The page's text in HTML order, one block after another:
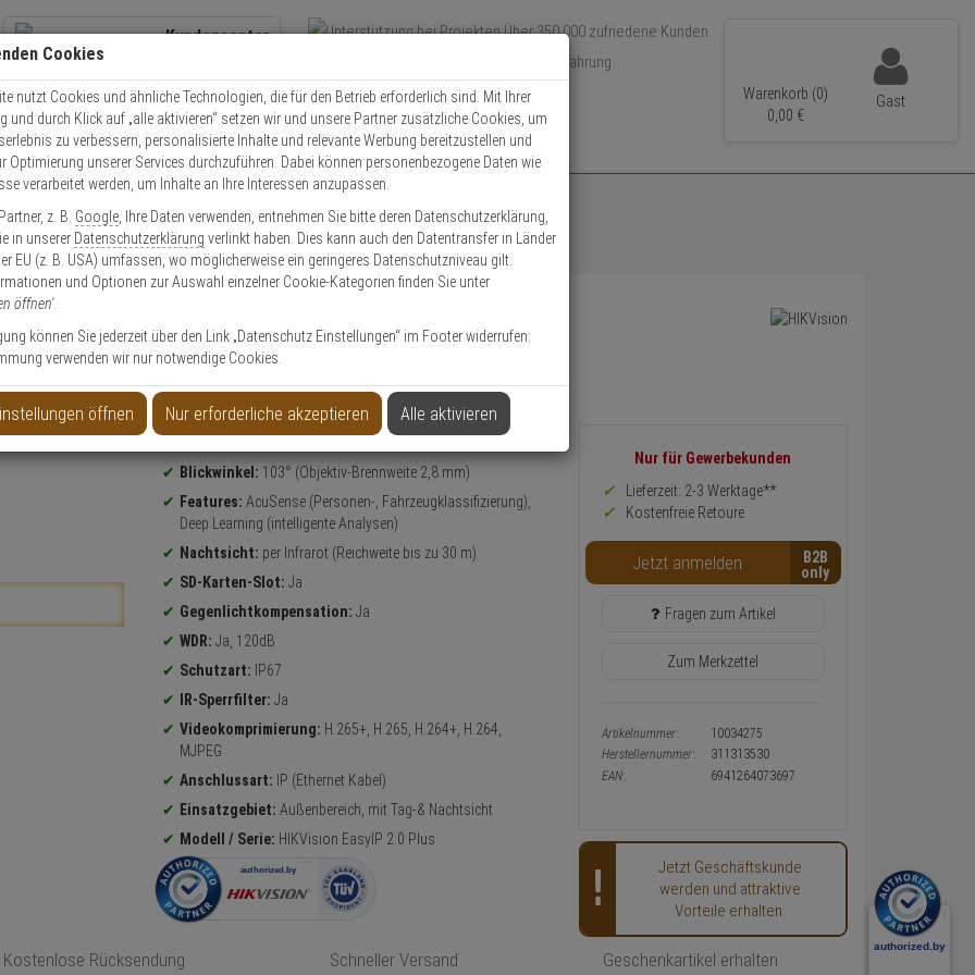
Kundencenter
Kontaktservice nutzen
Mo. - Do.: 8:00 - 16:30 Fr. 8:00 - 14:00 Uhr
Über 350.000 zufriedene Kunden
Über 15 Jahre Erfahrung
Schneller Versand
Warenkorb (0)
0, 00 €
Gast
DS-2CD2343G2-I(2.8mm) IP-Kamera 4MPx T/N
IP-Kamera 4MPx T/N
Produktinformationen
Blickwinkel: 103° (Objektiv-Brennweite 2,8 mm)
Features: AcuSense (Personen-, Fahrzeugklassifizierung),
Deep Learning (intelligente Analysen)
Nachtsicht: per Infrarot (Reichweite bis zu 30 m)
SD-Karten-Slot: Ja
Gegenlichtkompensation: Ja
WDR: Ja, 120dB
Schutzart: IP67
IR-Sperrfilter: Ja
Videokomprimierung: H.265+, H.265, H.264+, H.264,
MJPEG
Anschlussart: IP (Ethernet Kabel)
Einsatzgebiet: Außenbereich, mit Tag-& Nachtsicht
Modell / Serie: HIKVision EasyIP 2.0 Plus
Informationen
Preis,
Verfügbakeit
Warenkorb-
oder
Konfigurieren-
Nur für Gewerbekunden
Lieferzeit: 2-3 Werktage**
Kostenfreie Retoure
Jetzt anmelden B2B
Fragen zum Artikel
Zum Merkzettel
Artikelnummer:
10034275
Herstellernummer:
311313530
EAN:
6941264073697
Jetzt Geschäftskunde
werden und attraktive
Vorteile erhalten.
Kostenlose Rücksendung Schneller Versand Geschenkartikel erhalten
Cookies
nutzt Cookies und ähnliche Technologien, die für den Betrieb erforderlich sind. Mit Ihrer
und durch Klick auf „alle aktivieren“ setzen wir und unsere Partner zusätzliche Cookies, um
zu verbessern, personalisierte Inhalte und relevante Werbung bereitzustellen und
Optimierung unserer Services durchzuführen. Dabei können personenbezogene Daten wie
verarbeitet werden, um Inhalte an Ihre Interessen anzupassen.
z. B. Google , Ihre Daten verwenden, entnehmen Sie bitte deren Datenschutzerklärung,
in unserer Datenschutzerklärung verlinkt haben. Dies kann auch den Datentransfer in Länder
EU (z. B. USA) umfassen, wo möglicherweise ein geringeres Datenschutzniveau gilt.
und Optionen zur Auswahl einzelner Cookie-Kategorien finden Sie unter
öffnen'.
können Sie jederzeit über den Link „Datenschutz Einstellungen“ im Footer widerrufen.
verwenden wir nur notwendige Cookies.
öffnen Nur erforderliche akzeptieren Alle aktivieren